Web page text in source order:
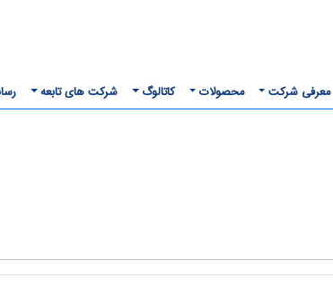
معرفی شرکت محصولات کاتالوگ شرکت های تابعه